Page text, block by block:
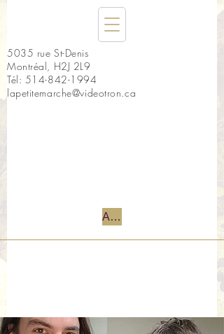
5035 rue St-Denis
Montréal, H2J 2L9
Tél: 514-842-1994
lapetitemarche@videotron.ca
Accueil